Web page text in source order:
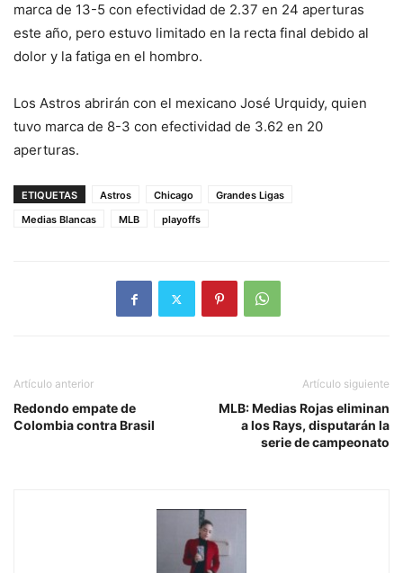
marca de 13-5 con efectividad de 2.37 en 24 aperturas
este año, pero estuvo limitado en la recta final debido al
dolor y la fatiga en el hombro.
Los Astros abrirán con el mexicano José Urquidy, quien
tuvo marca de 8-3 con efectividad de 3.62 en 20
aperturas.
ETIQUETAS Astros Chicago
Grandes Ligas
Medias Blancas
MLB playoffs
Artículo anterior
Redondo empate de
Colombia contra Brasil
Artículo siguiente
MLB: Medias Rojas eliminan
a los Rays, disputarán la
serie de campeonato